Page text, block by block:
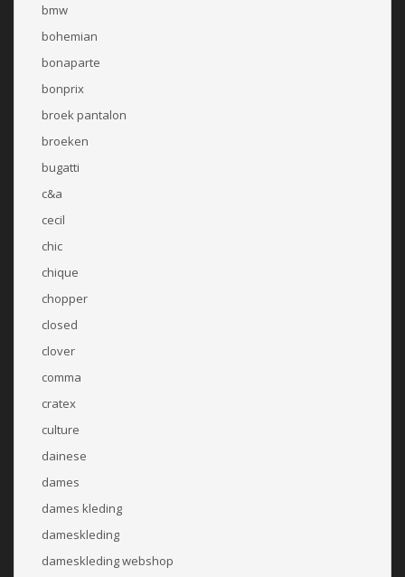
bmw
bohemian
bonaparte
bonprix
broek pantalon
broeken
bugatti
c&a
cecil
chic
chique
chopper
closed
clover
comma
cratex
culture
dainese
dames
dames kleding
dameskleding
dameskleding webshop